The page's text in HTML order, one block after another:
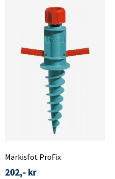
Markisfot ProFix
202,- kr